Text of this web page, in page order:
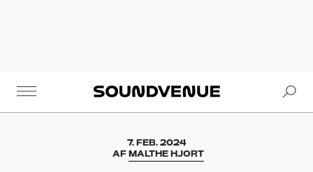
Soundvenue
7. FEB. 2024
AF MALTHE HJORT